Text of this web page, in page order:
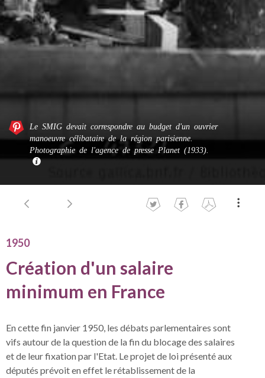
Le SMIG devait correspondre au budget d'un ouvrier
manoeuvre célibataire de la région parisienne.
Photographie de l'agence de presse Planet (1933).
1950
Création d'un salaire
minimum en France
En cette fin janvier 1950, les débats parlementaires sont
vifs autour de la question de la fin du blocage des salaires
et de leur fixation par l'Etat. Le projet de loi présenté aux
députés prévoit en effet le rétablissement de la